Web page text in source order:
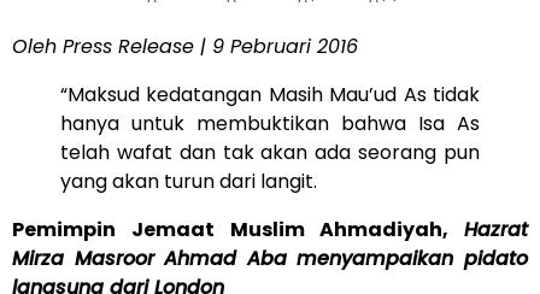
Oleh Press Release | 9 Pebruari 2016
“Maksud kedatangan Masih Mau’ud As tidak
hanya untuk membuktikan bahwa Isa As
telah wafat dan tak akan ada seorang pun
yang akan turun dari langit.
Pemimpin Jemaat Muslim Ahmadiyah, Hazrat
Mirza Masroor Ahmad Abamenyampaikan pidato
langsung dari London